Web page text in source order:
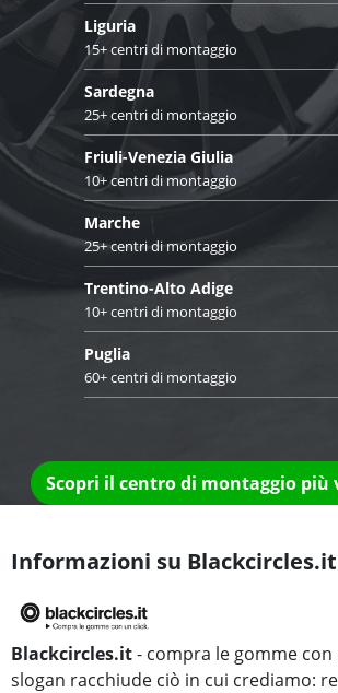
Liguria
15+ centri di montaggio
Sardegna
25+ centri di montaggio
Friuli-Venezia Giulia
10+ centri di montaggio
Marche
25+ centri di montaggio
Trentino-Alto Adige
10+ centri di montaggio
Puglia
60+ centri di montaggio
Scopri il centro di montaggio più
Informazioni su Blackcircles.it
Blackcircles.it- compra le gomme
slogan racchiude ciò in cui crediamo: